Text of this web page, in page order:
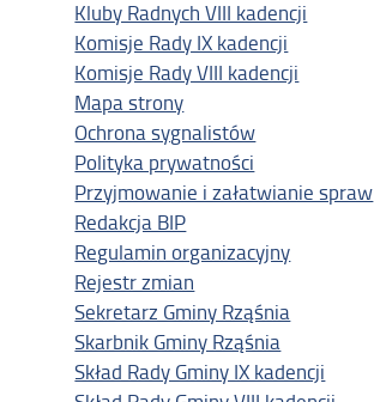
Kluby Radnych VIII kadencji
Komisje Rady IX kadencji
Komisje Rady VIII kadencji
Mapa strony
Ochrona sygnalistów
Polityka prywatności
Przyjmowanie i załatwianie spraw
Redakcja BIP
Regulamin organizacyjny
Rejestr zmian
Sekretarz Gminy Rząśnia
Skarbnik Gminy Rząśnia
Skład Rady Gminy IX kadencji